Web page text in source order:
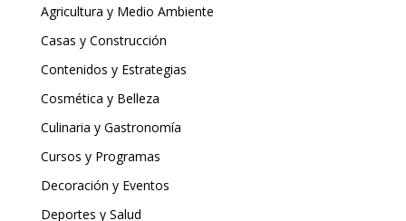
Agricultura y Medio Ambiente
Casas y Construcción
Contenidos y Estrategias
Cosmética y Belleza
Culinaria y Gastronomía
Cursos y Programas
Decoración y Eventos
Deportes y Salud